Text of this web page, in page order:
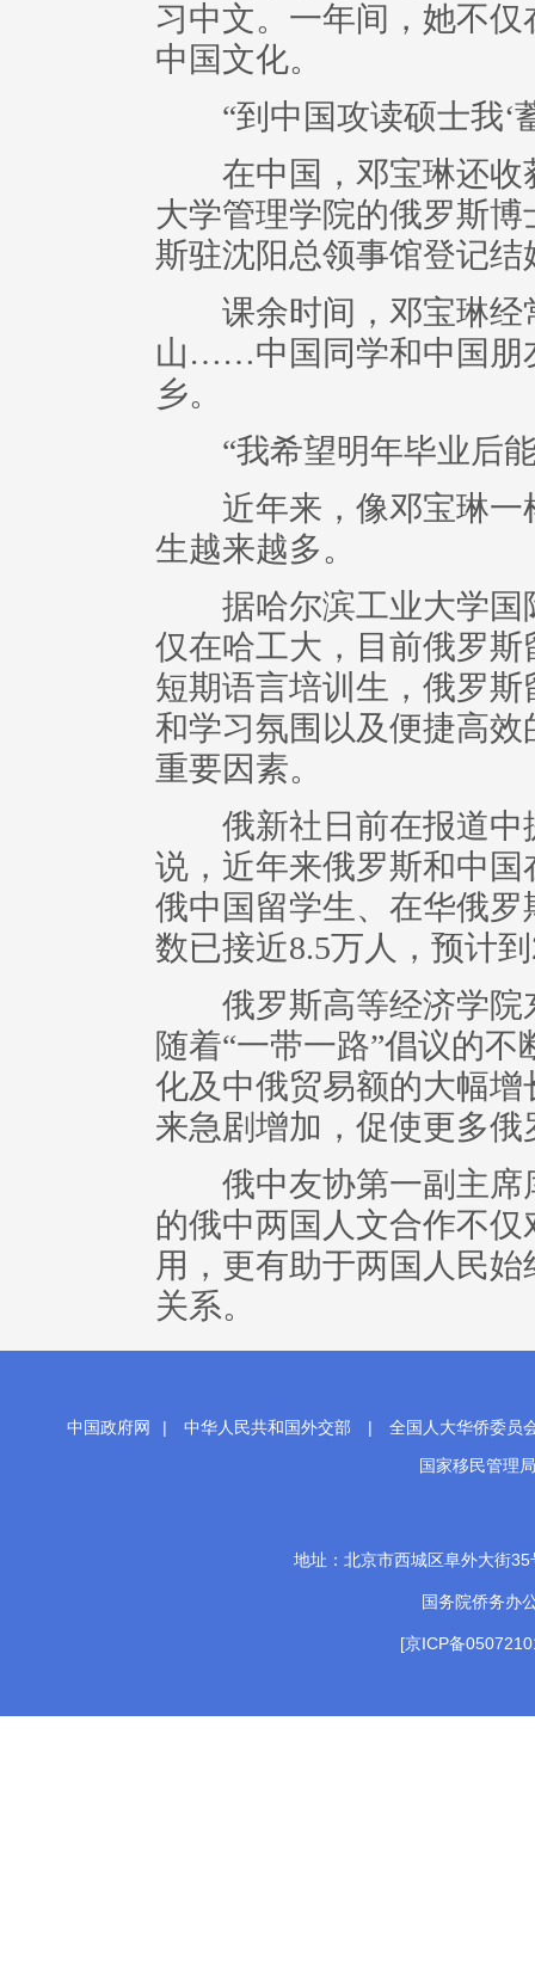
习中文。一年间，她不
中国文化。
“到中国攻读硕士我‘
在中国，邓宝琳还收
大学管理学院的俄罗斯
斯驻沈阳总领事馆登记
课余时间，邓宝琳经
山……中国同学和中国朋
乡。
“我希望明年毕业后能
近年来，像邓宝琳一
生越来越多。
据哈尔滨工业大学国
仅在哈工大，目前俄罗
短期语言培训生，俄罗
和学习氛围以及便捷高
重要因素。
俄新社日前在报道中
说，近年来俄罗斯和中
俄中国留学生、在华俄
数已接近8.5万人，预计
俄罗斯高等经济学院
随着“一带一路”倡议的
化及中俄贸易额的大幅
来急剧增加，促使更多
俄中友协第一副主席
的俄中两国人文合作不
用，更有助于两国人民
关系。
中国政府网 | 中华人民共和国外交部 |
全国人大华侨委员
国家移民管理局
地址：北京市西城区阜外大街
国务院侨务
[京ICP备